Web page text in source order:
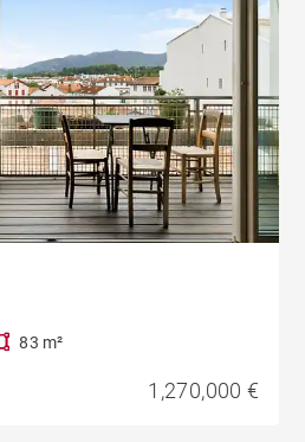
83 m²
1,270,000 €